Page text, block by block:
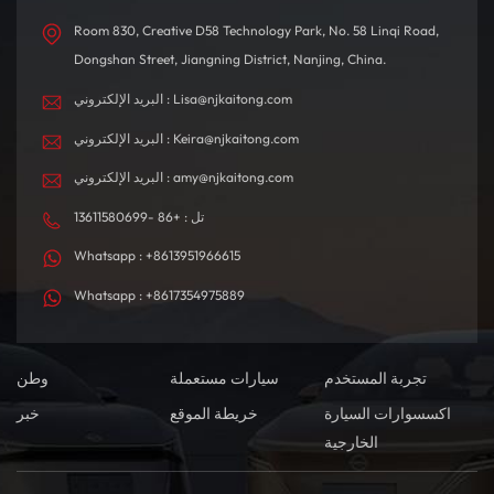
Room 830, Creative D58 Technology Park, No. 58 Linqi Road,
Dongshan Street, Jiangning District, Nanjing, China.
البريد الإلكتروني : Lisa@njkaitong.com
البريد الإلكتروني : Keira@njkaitong.com
البريد الإلكتروني : amy@njkaitong.com
تل : +86 -13611580699
Whatsapp : +8613951966615
Whatsapp : +8617354975889
وطن سيارات مستعملة
تجربة المستخدم
خبر
خريطة الموقع
اكسسوارات السيارة
الخارجية